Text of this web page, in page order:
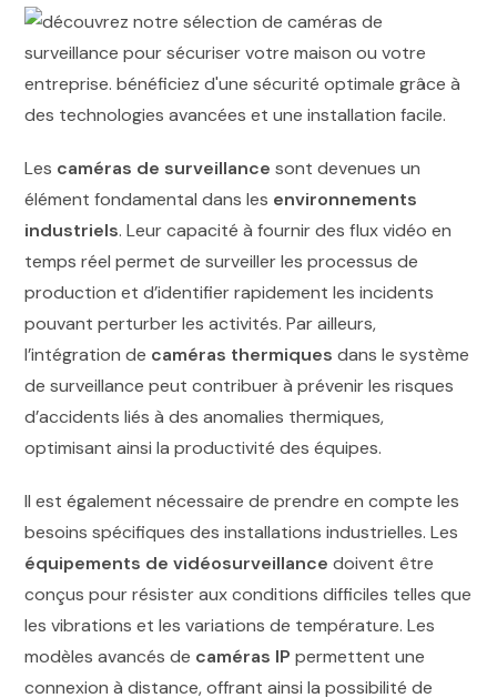
Les caméras de surveillance sont devenues un
élément fondamental dans les environnements
industriels. Leur capacité à fournir des flux vidéo en
temps réel permet de surveiller les processus de
production et d’identifier rapidement les incidents
pouvant perturber les activités. Par ailleurs,
l’intégration de caméras thermiques dans le système
de surveillance peut contribuer à prévenir les risques
d’accidents liés à des anomalies thermiques,
optimisant ainsi la productivité des équipes.
Il est également nécessaire de prendre en compte les
besoins spécifiques des installations industrielles. Les
équipements de vidéosurveillance doivent être
conçus pour résister aux conditions difficiles telles que
les vibrations et les variations de température. Les
modèles avancés de caméras IP permettent une
connexion à distance, offrant ainsi la possibilité de